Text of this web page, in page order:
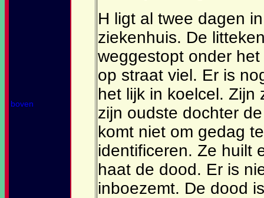
boven
H ligt al twee dagen
ziekenhuis. De
weggestopt onder
op straat viel. Er is
het lijk in koelcel. Zijn
zijn oudste dochter
komt niet om gedag
identificeren. Ze huilt
haat de dood. Er is
inboezemt. De dood